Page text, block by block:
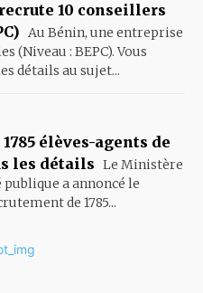
10 conseillers
Au Bénin, une entreprise
(Niveau : BEPC). Vous
détails au sujet...
élèves-agents de
les détails Le Ministère
a annoncé le
de 1785...